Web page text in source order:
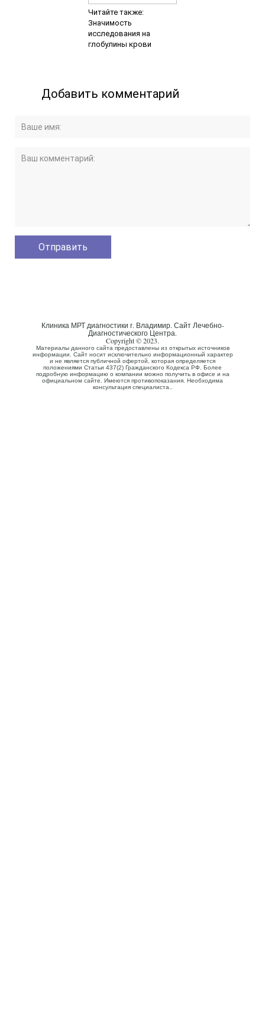
Читайте также:
Значимость
исследования на
глобулины крови
Добавить комментарий
Клиника МРТ диагностики г. Владимир. Сайт Лечебно-
Диагностического Центра.
Copyright © 2023.
Материалы данного сайта предоставлены из открытых источников
информации. Сайт носит исключительно информационный характер
и не является публичной офертой, которая определяется
положениями Статьи 437(2) Гражданского Кодекса РФ. Более
подробную информацию о компании можно получить в офисе и на
официальном сайте. Имеются противопоказания. Необходима
консультация специалиста..